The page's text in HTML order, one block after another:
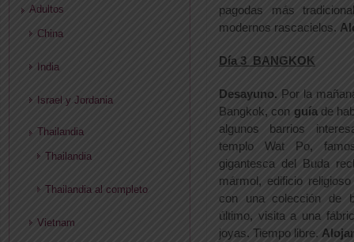
Adultos
China
India
Israel y Jordania
Thailandia
Thailandia
Thailandia al completo
Vietnam
pagodas más
modernos rascacielos.
Día 3 BANGKOK
Desayuno. Por la
Bangkok, con guíade
algunos barrios
templo Wat Po,
gigantesca del Buda
mármol, edificio
con una colección de
último, visita a una
joyas. Tiempo libre.